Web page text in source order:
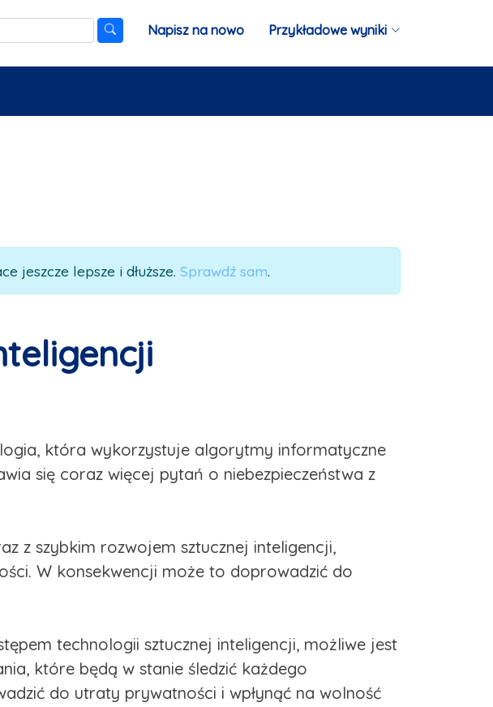
Napisz na nowo Przykładowe wyniki
jeszcze lepsze i dłuższe. Sprawdź sam.
która wykorzystuje algorytmy informatyczne
się coraz więcej pytań o niebezpieczeństwa z
z szybkim rozwojem sztucznej inteligencji,
W konsekwencji może to doprowadzić do
technologii sztucznej inteligencji, możliwe jest
które będą w stanie śledzić każdego
do utraty prywatności i wpłynąć na wolność